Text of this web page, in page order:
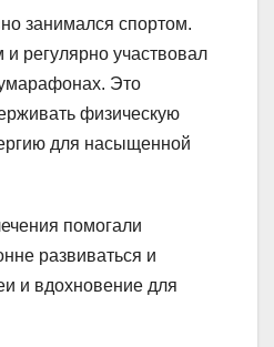
занимался спортом.
регулярно участвовал
Это
физическую
для насыщенной
помогали
развиваться и
и вдохновение для